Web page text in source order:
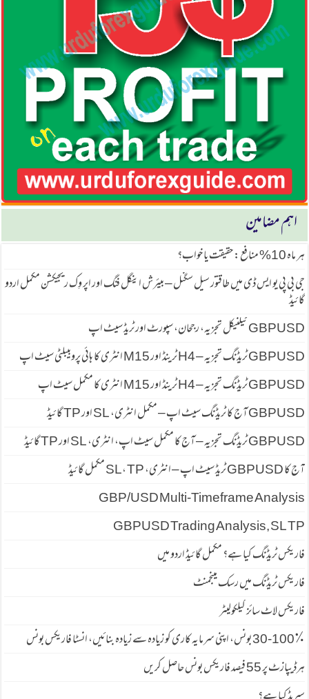
اہم مضامین
ہر ماہ 10% منافع: حقیقت یا خواب؟
جی بی پی یو ایس ڈی میں طاقتور سیل سگنل – بیئرش اینگل فنگ اور اپر وِک ریجیکشن مکمل اردو
گائیڈ
GBPUSD ٹیکنیکل تجزیہ، رجحان، سپورٹ اور ٹریڈ سیٹ اپ
GBPUSD ٹریڈنگ تجزیہ – H4 ٹرینڈ اور M15 انٹری کا ہائی پروبیبلٹی سیٹ اپ
GBPUSD ٹریڈنگ تجزیہ – H4 ٹرینڈ اور M15 انٹری کا مکمل سیٹ اپ
GBPUSD آج کا ٹریڈنگ سیٹ اپ – مکمل انٹری، SL اور TP گائیڈ
GBPUSD ٹریڈنگ تجزیہ – آج کا مکمل سیٹ اپ، انٹری، SL اور TP گائیڈ
آج کا GBPUSD ٹریڈ سیٹ اپ – انٹری، SL، TP مکمل گائیڈ
GBP/USD Multi-Timeframe Analysis
GBPUSD Trading Analysis, SL TP
فاریکس ٹریڈنگ کیا ہے؟ مکمل گائیڈ اردو میں
فاریکس ٹریڈنگ میں رسک مینجمنٹ
فاریکس لاٹ سائز کیلکولیٹر
30-100٪ بونس، اپنی سرمایہ کاری کو زیادہ سے زیادہ بنائیں، انسٹا فاریکس بونس
ہرڈیپازٹ پر 55 فیصد فاریكس بونس حاصل كریں